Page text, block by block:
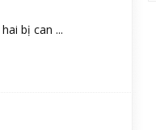
bị can ...